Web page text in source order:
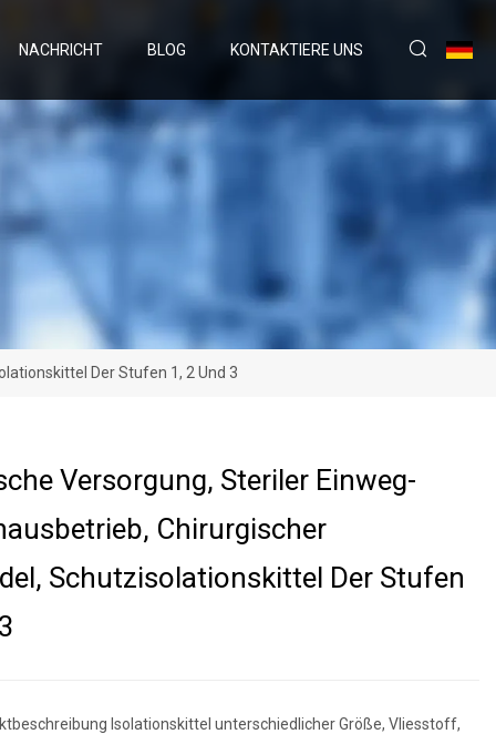
NACHRICHT BLOG KONTAKTIERE UNS
Der Stufen 1, 2 Und 3
Versorgung, Steriler Einweg-
Chirurgischer
Schutzisolationskittel Der Stufen
Isolationskittel unterschiedlicher Größe, Vliesstoff,